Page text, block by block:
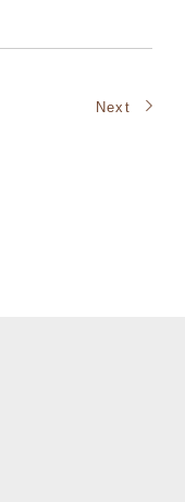
Next